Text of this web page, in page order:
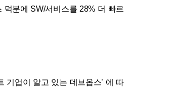
분에 SW/서비스를 28% 더 빠르
기업이 알고 있는 데브옵스’ 에 따